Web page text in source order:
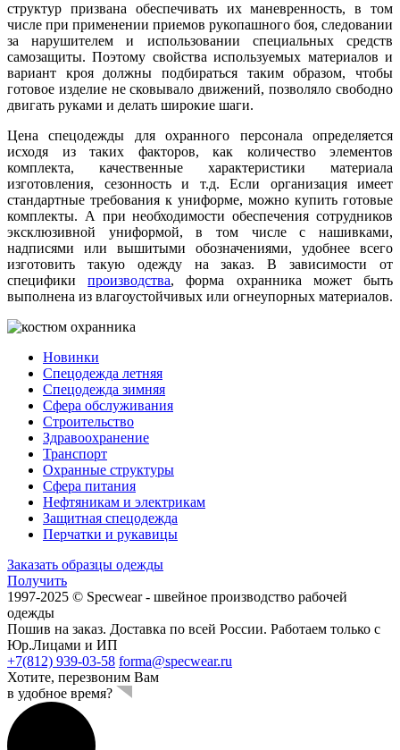
структур призвана обеспечивать их маневренность, в том
числе при применении приемов рукопашного боя, следовании
за нарушителем и использовании специальных средств
самозащиты. Поэтому свойства используемых материалов и
вариант кроя должны подбираться таким образом, чтобы
готовое изделие не сковывало движений, позволяло свободно
двигать руками и делать широкие шаги.
Цена спецодежды для охранного персонала определяется
исходя из таких факторов, как количество элементов
комплекта, качественные характеристики материала
изготовления, сезонность и т.д. Если организация имеет
стандартные требования к униформе, можно купить готовые
комплекты. А при необходимости обеспечения сотрудников
эксклюзивной униформой, в том числе с нашивками,
надписями или вышитыми обозначениями, удобнее всего
изготовить такую одежду на заказ. В зависимости от
спецификипроизводства, форма охранника может быть
выполнена из влагоустойчивых или огнеупорных материалов.
Новинки
Спецодежда летняя
Спецодежда зимняя
Сфера обслуживания
Строительство
Здравоохранение
Транспорт
Охранные структуры
Сфера питания
Нефтяникам и электрикам
Защитная спецодежда
Перчатки и рукавицы
Заказать образцы одежды
Получить
1997-2025 © Specwear - швейное производство рабочей
одежды
Пошив на заказ. Доставка по всей России. Работаем только с
Юр.Лицами и ИП
+7(812) 939-03-58 forma@specwear.ru
Хотите, перезвоним Вам
в удобное время?